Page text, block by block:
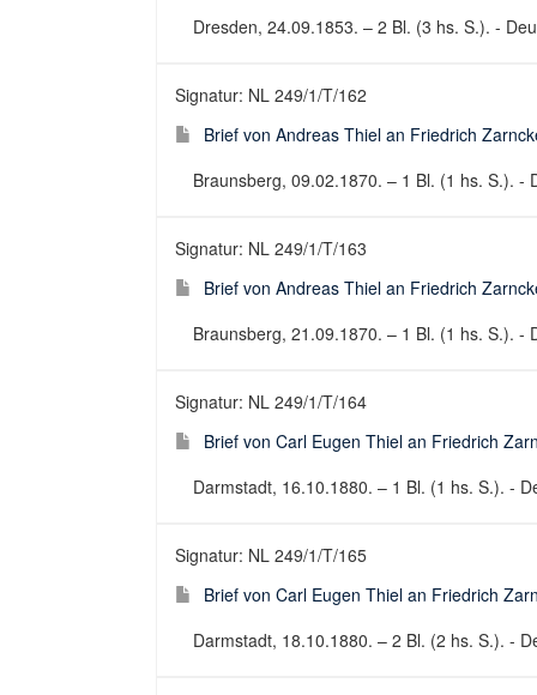
Dresden, 24.09.1853. – 2 Bl. (3 hs. S.). -
Signatur: NL 249/1/T/162
Brief von Andreas Thiel an Friedrich
Braunsberg, 09.02.1870. – 1 Bl. (1 hs. S.). -
Signatur: NL 249/1/T/163
Brief von Andreas Thiel an Friedrich
Braunsberg, 21.09.1870. – 1 Bl. (1 hs. S.). -
Signatur: NL 249/1/T/164
Brief von Carl Eugen Thiel an Friedrich
Darmstadt, 16.10.1880. – 1 Bl. (1 hs. S.). -
Signatur: NL 249/1/T/165
Brief von Carl Eugen Thiel an Friedrich
Darmstadt, 18.10.1880. – 2 Bl. (2 hs. S.). -